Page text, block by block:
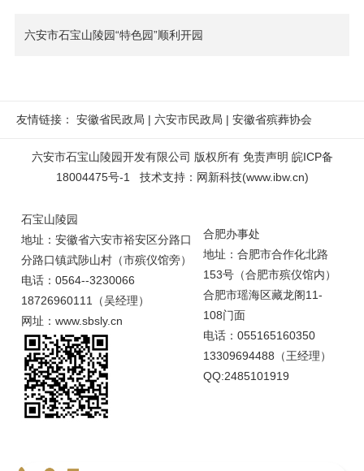
六安市石宝山陵园“特色园”顺利开园
友情链接： 安徽省民政局 | 六安市民政局 | 安徽省殡葬协会
六安市石宝山陵园开发有限公司 版权所有 免责声明 皖ICP备
18004475号-1
技术支持： 网新科技(www.ibw.cn)
石宝山陵园
地址：安徽省六安市裕安区分路口
分路口镇武陟山村（市殡仪馆旁）
电话：0564--3230066
18726960111（吴经理）
网址：www.sbsly.cn
合肥办事处
地址：合肥市合作化北路
153号（合肥市殡仪馆内）
合肥市瑶海区藏龙阁11-
108门面
电话：055165160350
13309694488（王经理）
QQ:2485101919